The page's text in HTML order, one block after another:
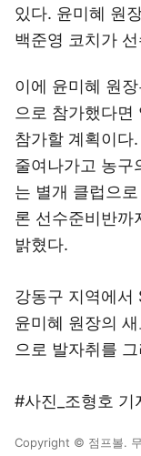
있다. 윤미혜 원
백준영 코치가
이에 윤미혜 원
으로 참가했다면
참가할 계획이다
줄여나가고 농구
는 별개 클럽으
론 선수준비반까
밝혔다.
강동구 지역에서
윤미혜 원장의
으로 발자취를
#사진_조형호 기
Copyright © 점프볼.